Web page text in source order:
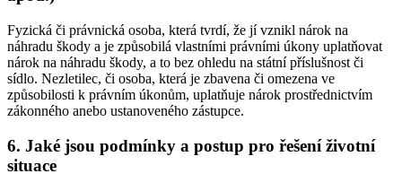
Fyzická či právnická osoba, která tvrdí, že jí vznikl nárok na
náhradu škody a je způsobilá vlastními právními úkony uplatňovat
nárok na náhradu škody, a to bez ohledu na státní příslušnost či
sídlo. Nezletilec, či osoba, která je zbavena či omezena ve
způsobilosti k právním úkonům, uplatňuje nárok prostřednictvím
zákonného anebo ustanoveného zástupce.
6. Jaké jsou podmínky a postup pro řešení životní
situace